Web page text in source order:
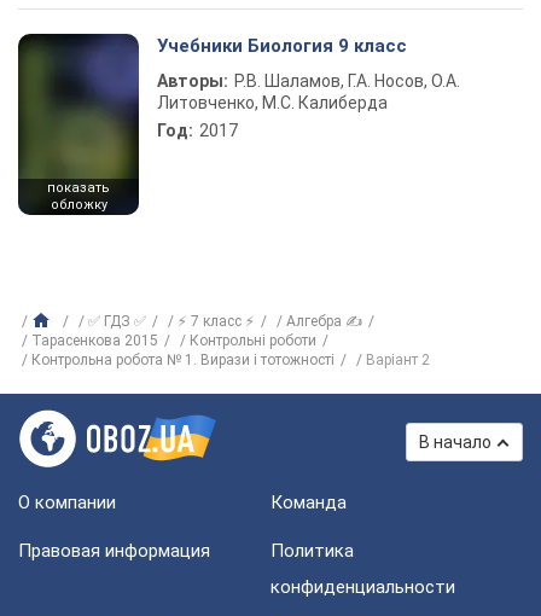
показать
обложку
Учебники Биология 9 класс
Авторы: Р.В. Шаламов, Г.А. Носов, О.А.
Литовченко, М.С. Калиберда
Год: 2017
✅ ГДЗ ✅ ⚡ 7 класс ⚡
Алгебра ✍
Тарасенкова 2015
Контрольні роботи
Контрольна робота № 1. Вирази і тотожності
Варіант 2
В начало
О компании Команда
Правовая информация
Политика
конфиденциальности